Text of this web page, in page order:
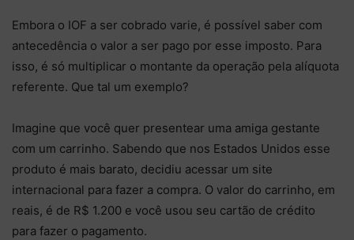
Embora o IOF a ser cobrado varie, é possível saber com
antecedência o valor a ser pago por esse imposto. Para
isso, é só multiplicar o montante da operação pela alíquota
referente. Que tal um exemplo?
Imagine que você quer presentear uma amiga gestante
com um carrinho. Sabendo que nos Estados Unidos esse
produto é mais barato, decidiu acessar um site
internacional para fazer a compra. O valor do carrinho, em
reais, é de R$ 1.200 e você usou seu cartão de crédito
para fazer o pagamento.